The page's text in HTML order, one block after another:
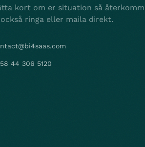
kort om er situation så
ringa eller maila direkt.
44 306 5120